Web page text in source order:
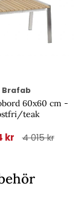
Brafab
60x60 cm -
teak
kr 4 015 kr